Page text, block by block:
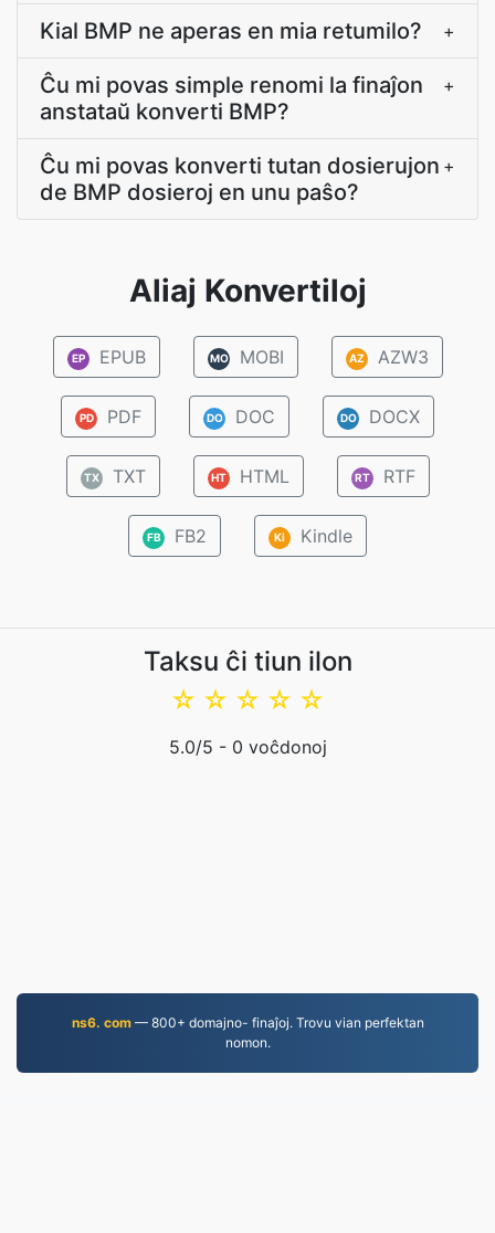
Kial BMP ne aperas en mia retumilo? +
Ĉu mi povas simple renomi la finaĵon
anstataŭ konverti BMP?
+
Ĉu mi povas konverti tutan dosierujon
de BMP dosieroj en unu paŝo?
+
Aliaj Konvertiloj
EP EPUB MO MOBI AZ AZW3
PD PDF DO DOC DO DOCX
TX TXT HT HTML RT RTF
FB FB2 Ki Kindle
Taksu ĉi tiun ilon
☆
☆
☆
☆
☆
5.0/5 - 0 voĉdonoj
ns6. com— 800+ domajno- finaĵoj. Trovu vian perfektan
nomon.